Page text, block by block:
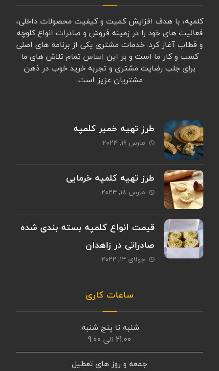
کلمپه، با هدف افزایش کمیت و کیفیت محصولات داخلی،
فعالیت های خود را در زمینه فروش و صادرات انواع کلوچه
و قطاب آغاز کرد. خدمات مشتری یکی از برنامه های اصلی
کسب و کار ما است و بر این اساس تمام تلاش های ما
برای جلب رضایت مشتری و تجربه خرید خوب در ذهن
مشتریان عزیز است.
طرز تهیه خمیر کلمپه
مارس ۱۹, ۲۰۲۴
طرز تهیه کلمپه خرمایی
مارس ۱۸, ۲۰۲۴
قیمت انواع کلمپه بسته بندی شده
صادراتی در زاهدان
جولای ۱۴, ۲۰۲۲
ساعات کاری
شنبه تا پنج شنبه:
21:00 الی 9:00
جمعه و روز های تعطیل